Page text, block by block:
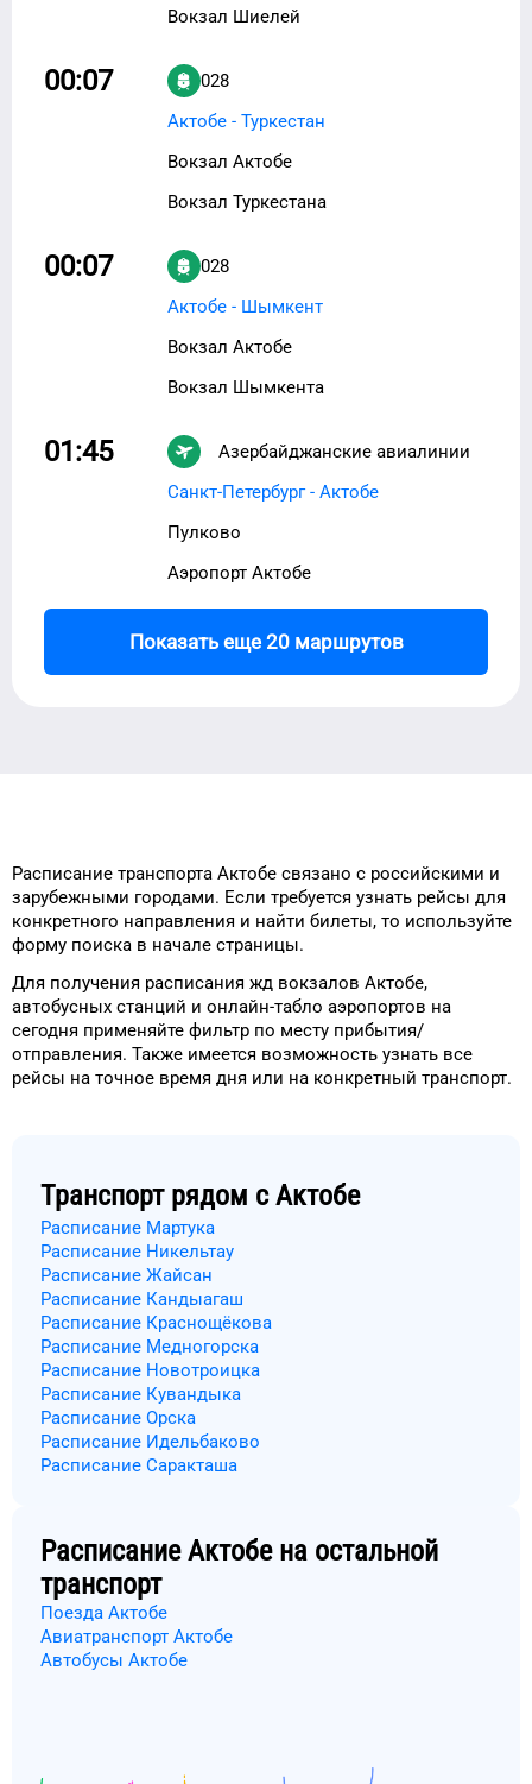
Вокзал Шиелей
00:07
028
Актобе - Туркестан
Вокзал Актобе
Вокзал Туркестана
00:07
028
Актобе - Шымкент
Вокзал Актобе
Вокзал Шымкента
01:45
Азербайджанские авиалинии
(АЗАЛ) J2-20
Санкт-Петербург - Актобе
Пулково
Аэропорт Актобе
Показать еще 20 маршрутов
Расписание транспорта Актобе связано с российскими и
зарубежными городами. Если требуется узнать рейсы для
конкретного направления и найти билеты, то используйте
форму поиска в начале страницы.
Для получения расписания жд вокзалов Актобе,
автобусных станций и онлайн-табло аэропортов на
сегодня применяйте фильтр по месту прибытия/
отправления. Также имеется возможность узнать все
рейсы на точное время дня или на конкретный транспорт.
Транспорт рядом с Актобе
Расписание Мартука
Расписание Никельтау
Расписание Жайсан
Расписание Кандыагаш
Расписание Краснощёкова
Расписание Медногорска
Расписание Новотроицка
Расписание Кувандыка
Расписание Орска
Расписание Идельбаково
Расписание Саракташа
РасписаниеАктобена остальной
транспорт
Поезда Актобе
Авиатранспорт Актобе
Автобусы Актобе